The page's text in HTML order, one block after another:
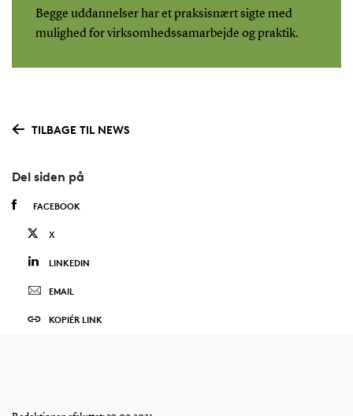
Begge uddannelser har et praksisnært sigte med
mulighed for virksomhedssamarbejde og praktik.
TILBAGE TIL NEWS
Del siden på
FACEBOOK
X
LINKEDIN
EMAIL
KOPIÉR LINK